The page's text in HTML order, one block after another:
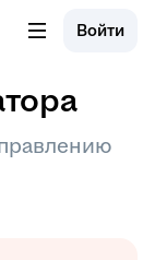
Войти